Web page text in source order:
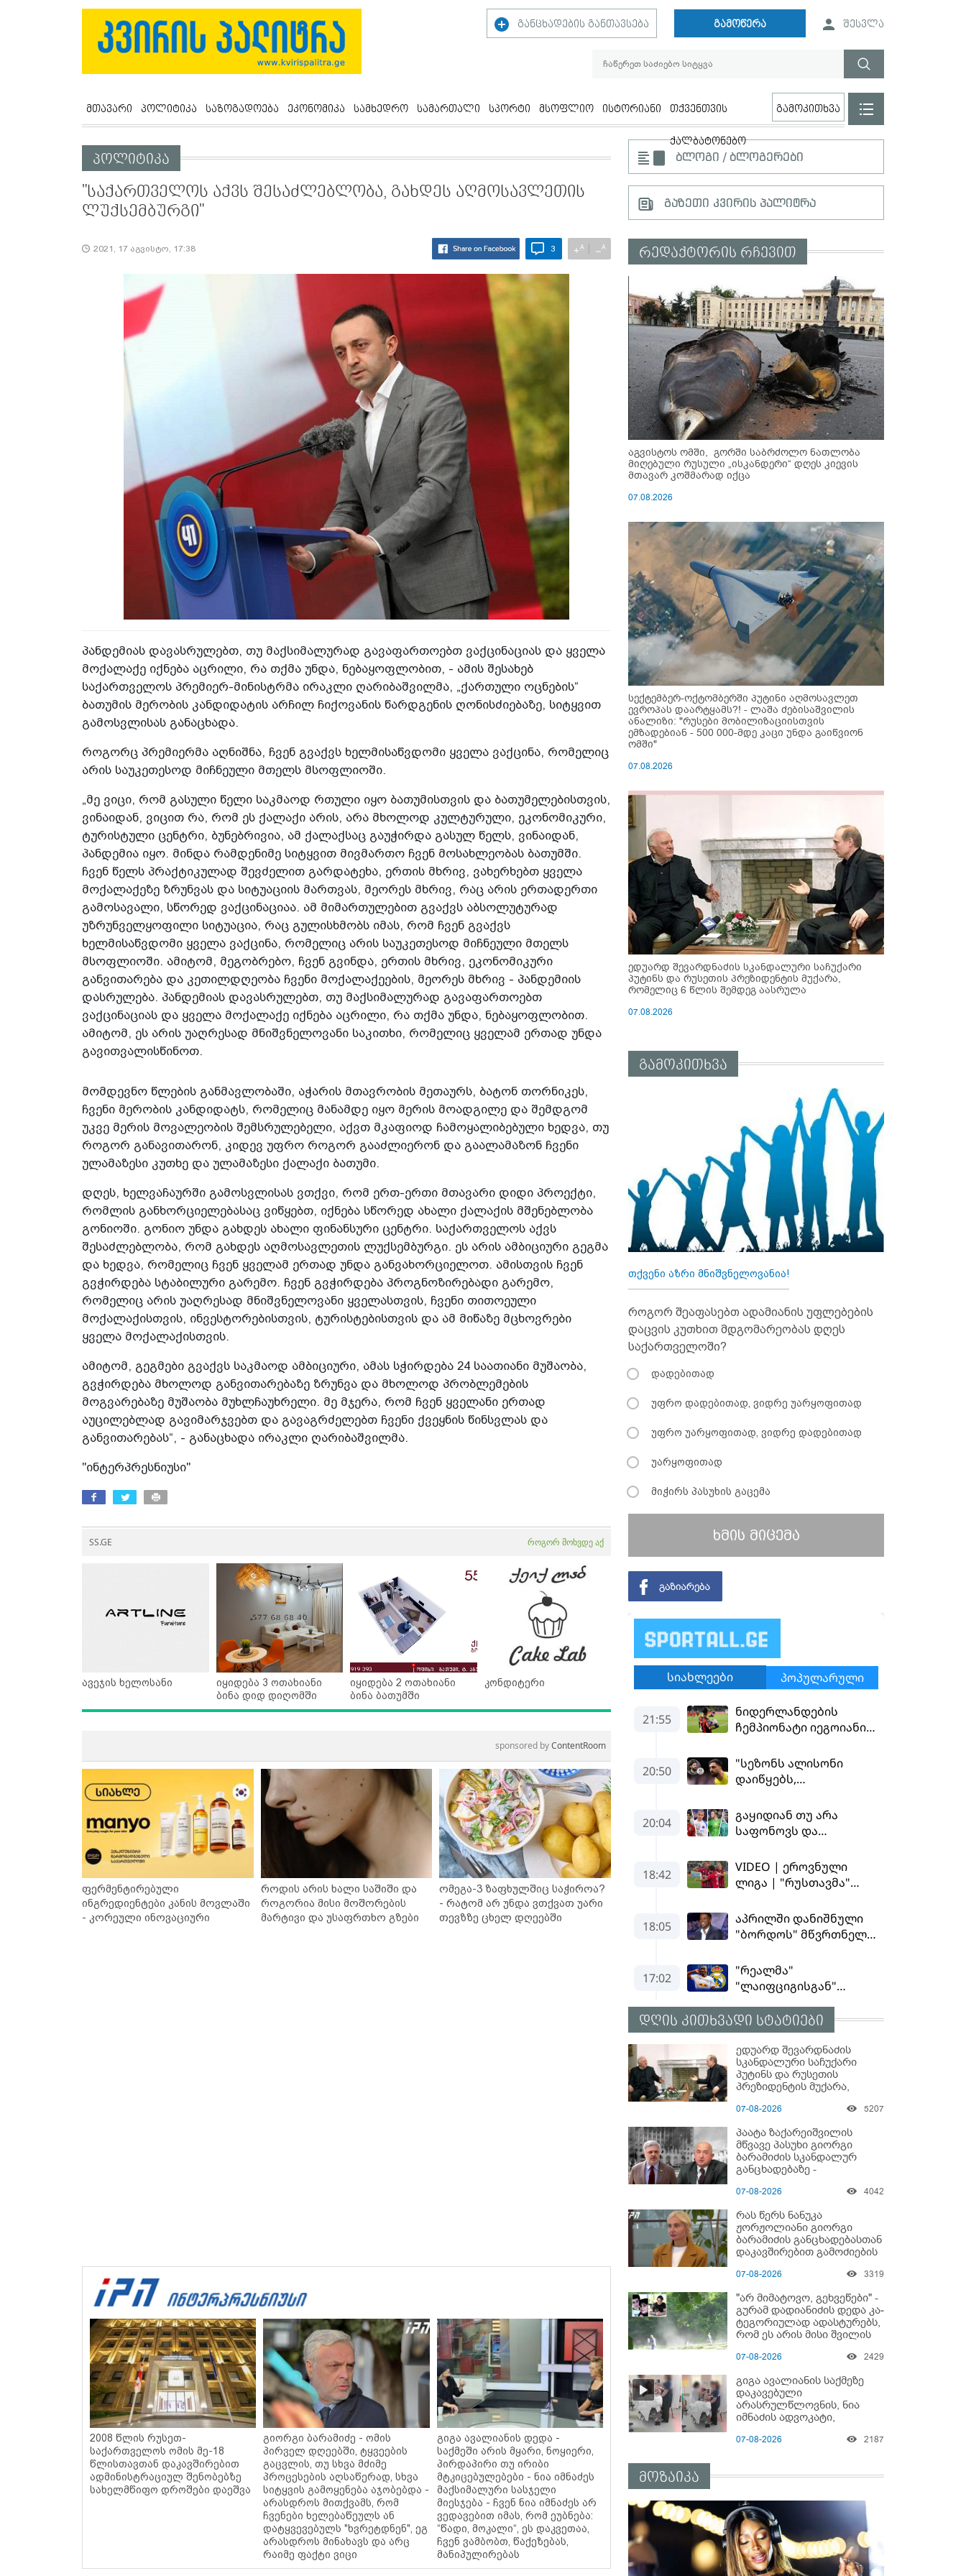
განცხადების განთავსება გამოწერა შესვლა
მთავარი პოლიტიკა საზოგადოება ეკონომიკა სამხედრო სამართალი სპორტი მსოფლიო ისტორიანი თქვენთვის
ქალბატონებო
გამოკითხვა
პოლიტიკა
"საქართველოს აქვს შესაძლებლობა, გახდეს აღმოსავლეთის
ლუქსემბურგი"
2021, 17 აგვისტო, 17:38 3 +A −A
პანდემიას დავასრულებთ, თუ მაქსიმალურად გავაფართოებთ ვაქცინაციას და ყველა
მოქალაქე იქნება აცრილი, რა თქმა უნდა, ნებაყოფლობით, - ამის შესახებ
საქართველოს პრემიერ-მინისტრმა ირაკლი ღარიბაშვილმა, „ქართული ოცნების“
ბათუმის მერობის კანდიდატის არჩილ ჩიქოვანის წარდგენის ღონისძიებაზე, სიტყვით
გამოსვლისას განაცხადა.
როგორც პრემიერმა აღნიშნა, ჩვენ გვაქვს ხელმისაწვდომი ყველა ვაქცინა, რომელიც
არის საუკეთესოდ მიჩნეული მთელს მსოფლიოში.
„მე ვიცი, რომ გასული წელი საკმაოდ რთული იყო ბათუმისთვის და ბათუმელებისთვის,
ვინაიდან, ვიცით რა, რომ ეს ქალაქი არის, არა მხოლოდ კულტურული, ეკონომიკური,
ტურისტული ცენტრი, ბუნებრივია, ამ ქალაქსაც გაუჭირდა გასულ წელს, ვინაიდან,
პანდემია იყო. მინდა რამდენიმე სიტყვით მივმართო ჩვენ მოსახლეობას ბათუმში.
ჩვენ წელს პრაქტიკულად შევძელით გარდატეხა, ერთის მხრივ, ვახერხებთ ყველა
მოქალაქეზე ზრუნვას და სიტუაციის მართვას, მეორეს მხრივ, რაც არის ერთადერთი
გამოსავალი, სწორედ ვაქცინაციაა. ამ მიმართულებით გვაქვს აბსოლუტურად
უზრუნველყოფილი სიტუაცია, რაც გულისხმობს იმას, რომ ჩვენ გვაქვს
ხელმისაწვდომი ყველა ვაქცინა, რომელიც არის საუკეთესოდ მიჩნეული მთელს
მსოფლიოში. ამიტომ, მეგობრებო, ჩვენ გვინდა, ერთის მხრივ, ეკონომიკური
განვითარება და კეთილდღეობა ჩვენი მოქალაქეების, მეორეს მხრივ - პანდემიის
დასრულება. პანდემიას დავასრულებთ, თუ მაქსიმალურად გავაფართოებთ
ვაქცინაციას და ყველა მოქალაქე იქნება აცრილი, რა თქმა უნდა, ნებაყოფლობით.
ამიტომ, ეს არის უაღრესად მნიშვნელოვანი საკითხი, რომელიც ყველამ ერთად უნდა
გავითვალისწინოთ.
მომდევნო წლების განმავლობაში, აჭარის მთავრობის მეთაურს, ბატონ თორნიკეს,
ჩვენი მერობის კანდიდატს, რომელიც მანამდე იყო მერის მოადგილე და შემდგომ
უკვე მერის მოვალეობის შემსრულებელი, აქვთ მკაფიოდ ჩამოყალიბებული ხედვა, თუ
როგორ განავითარონ, კიდევ უფრო როგორ გააძლიერონ და გაალამაზონ ჩვენი
ულამაზესი კუთხე და ულამაზესი ქალაქი ბათუმი.
დღეს, ხელვაჩაურში გამოსვლისას ვთქვი, რომ ერთ-ერთი მთავარი დიდი პროექტი,
რომლის განხორციელებასაც ვიწყებთ, იქნება სწორედ ახალი ქალაქის მშენებლობა
გონიოში. გონიო უნდა გახდეს ახალი ფინანსური ცენტრი. საქართველოს აქვს
შესაძლებლობა, რომ გახდეს აღმოსავლეთის ლუქსემბურგი. ეს არის ამბიციური გეგმა
და ხედვა, რომელიც ჩვენ ყველამ ერთად უნდა განვახორციელოთ. ამისთვის ჩვენ
გვჭირდება სტაბილური გარემო. ჩვენ გვჭირდება პროგნოზირებადი გარემო,
რომელიც არის უაღრესად მნიშვნელოვანი ყველასთვის, ჩვენი თითოეული
მოქალაქისთვის, ინვესტორებისთვის, ტურისტებისთვის და ამ მიწაზე მცხოვრები
ყველა მოქალაქისთვის.
ამიტომ, გეგმები გვაქვს საკმაოდ ამბიციური, ამას სჭირდება 24 საათიანი მუშაობა,
გვჭირდება მხოლოდ განვითარებაზე ზრუნვა და მხოლოდ პრობლემების
მოგვარებაზე მუშაობა მუხლჩაუხრელი. მე მჯერა, რომ ჩვენ ყველანი ერთად
აუცილებლად გავიმარჯვებთ და გავაგრძელებთ ჩვენი ქვეყნის წინსვლას და
განვითარებას“, - განაცხადა ირაკლი ღარიბაშვილმა.
"ინტერპრესნიუსი"
SS.GE როგორ მოხვდე აქ
ავეჯის ხელოსანი
იყიდება 3 ოთახიანი
ბინა დიდ დიღომში
იყიდება 2 ოთახიანი
ბინა ბათუმში
კონდიტერი
sponsored byContentRoom
ფერმენტირებული
ინგრედიენტები კანის მოვლაში
- კორეული ინოვაციური
როდის არის ხალი საშიში და
როგორია მისი მოშორების
მარტივი და უსაფრთხო გზები
ომეგა-3 ზაფხულშიც საჭიროა?
- რატომ არ უნდა ვთქვათ უარი
თევზზე ცხელ დღეებში
2008 წლის რუსეთ-
საქართველოს ომის მე-18
წლისთავთან დაკავშირებით
ადმინისტრაციულ შენობებზე
სახელმწიფო დროშები დაეშვა
გიორგი ბარამიძე - ომის
პირველ დღეებში, ტყვეების
გაცვლის, თუ სხვა მძიმე
პროცესების აღსაწერად, სხვა
სიტყვის გამოყენება აჯობებდა -
არასდროს მითქვამს, რომ
ჩვენები ხელებაწეულს ან
დატყვევებულს "ხვრეტდნენ", ეგ
არასდროს მინახავს და არც
რაიმე ფაქტი ვიცი
გიგა ავალიანის დედა -
საქმეში არის მყარი, ნოყიერი,
პირდაპირი თუ ირიბი
მტკიცებულებები - ნია იმნაძეს
მაქსიმალური სასჯელი
მიესჯება - ჩვენ ნია იმნაძეს არ
ვედავებით იმას, რომ ეუბნება:
“წადი, მოკალი“, ეს დაკვეთაა,
ჩვენ ვამბობთ, წაქეზებას,
მანიპულირებას
ბლოგი / ბლოგერები
გაზეთი კვირის პალიტრა
რედაქტორის რჩევით
აგვისტოს ომში, გორში საბრძოლო ნათლობა
მიღებული რუსული „ისკანდერი“ დღეს კიევის
მთავარ კოშმარად იქცა
07.08.2026
სექტემბერ-ოქტომბერში პუტინი აღმოსავლეთ
ევროპას დაარტყამს?! - ლაშა ძებისაშვილის
ანალიზი: "რუსები მობი­ლიზაციისთვის
ემზადებიან - 500 000-მდე კაცი უნდა გაიწვიონ
ომში"
07.08.2026
ედუარდ შევარდნაძის სკანდალური საჩუქარი
პუტინს და რუსეთის პრეზიდენტის მუქარა,
რომელიც 6 წლის შემდეგ აასრულა
07.08.2026
გამოკითხვა
თქვენი აზრი მნიშვნელოვანია!
როგორ შეაფასებთ ადამიანის უფლებების
დაცვის კუთხით მდგომარეობას დღეს
საქართველოში?
დადებითად
უფრო დადებითად, ვიდრე უარყოფითად
უფრო უარყოფითად, ვიდრე დადებითად
უარყოფითად
მიჭირს პასუხის გაცემა
ხმის მიცემა
დღის კითხვადი სტატიები
ედუარდ შევარდნაძის
სკანდალური საჩუქარი
პუტინს და რუსეთის
პრეზიდენტის მუქარა,
აასრულა
07-08-2026 5207
პაატა ზაქარეიშვილის
მწვავე პასუხი გიორგი
ბარამიძის სკანდალურ
განცხადებაზე -
ვიცი... კამანში მოკლული
გადმოვასვენე... ბარამიძე
კი ტყუის"
07-08-2026 4042
რას წერს ნანუკა
ჟორჟოლიანი გიორგი
ბარამიძის განცხადებასთან
დაკავშირებით გამოძიების
07-08-2026 3319
"არ მიმატოვო, გეხვეწები" -
გუ­რა­მ დადიანიძის დედა კა­
ტე­გო­რი­უ­ლად ადას­ტუ­რებს,
რომ ეს არის მისი შვი­ლის
07-08-2026 2429
გიგა ავალიანის საქმეზე
დაკავებული
არასრულწლოვნის, ნია
იმნაძის ადვოკატი,
გადაღებულ კადრებს
07-08-2026 2187
მოზაიკა